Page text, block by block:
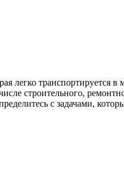
легко
строительного,
с задачами,